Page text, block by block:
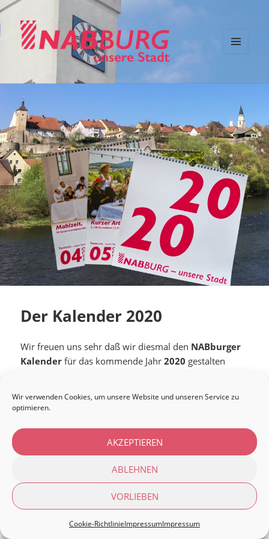
Wir verwenden Cookies, um unsere Website und unseren Service zu
optimieren.
AKZEPTIEREN
ABLEHNEN
VORLIEBEN
Cookie-RichtlinieImpressumImpressum
NABburg – unsere Stadt
Der Kalender 2020
Wir freuen uns sehr daß wir diesmal den NABburger
Kalender für das kommende Jahr2020 gestalten
In dem Kalender begegnen Ihnen nochmals alle
Bild, unserer Imagekampagne für NABburg.
Netzwerker zum Preis von 9,90€.
Copyright 2026 - netzwerkNABburg